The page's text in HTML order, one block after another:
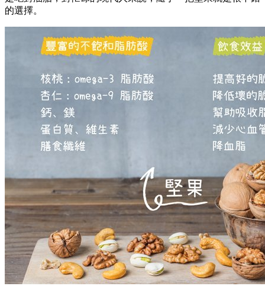
的選擇。